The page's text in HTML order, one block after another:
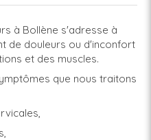
à Bollène s'adresse à
de douleurs ou d'inconfort
et des muscles.
que nous traitons